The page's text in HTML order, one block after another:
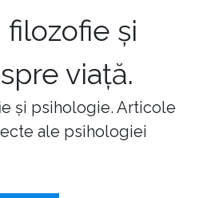
și
viață.
și psihologie. Articole
ale psihologiei